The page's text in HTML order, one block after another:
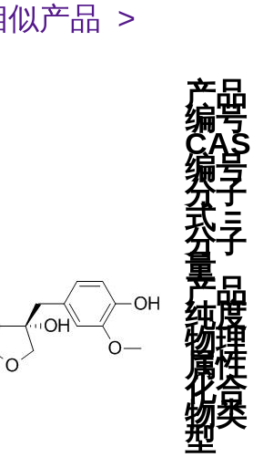
似产品 >
产品
编号
CAS
编号
分子
式 =
分子
量
产品
纯度
物理
属性
化合
物类
型